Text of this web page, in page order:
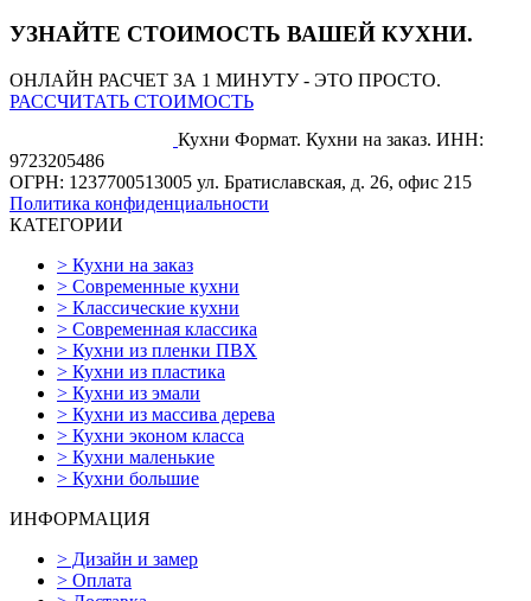
УЗНАЙТЕ СТОИМОСТЬ ВАШЕЙ КУХНИ.
ОНЛАЙН РАСЧЕТ ЗА 1 МИНУТУ - ЭТО ПРОСТО.
РАССЧИТАТЬ СТОИМОСТЬ
Кухни Формат. Кухни на заказ. ИНН:
9723205486
ОГРН: 1237700513005 ул. Братиславская, д. 26, офис 215
Политика конфиденциальности
КАТЕГОРИИ
> Кухни на заказ
> Современные кухни
> Классические кухни
> Современная классика
> Кухни из пленки ПВХ
> Кухни из пластика
> Кухни из эмали
> Кухни из массива дерева
> Кухни эконом класса
> Кухни маленькие
> Кухни большие
ИНФОРМАЦИЯ
> Дизайн и замер
> Оплата